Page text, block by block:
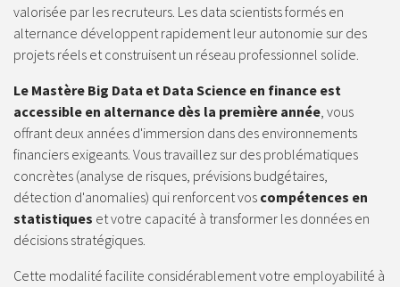
valorisée par les recruteurs. Les data scientists formés en
alternance développent rapidement leur autonomie sur des
projets réels et construisent un réseau professionnel solide.
Le Mastère Big Data et Data Science en finance est
accessible en alternance dès la première année, vous
offrant deux années d'immersion dans des environnements
financiers exigeants. Vous travaillez sur des problématiques
concrètes (analyse de risques, prévisions budgétaires,
détection d'anomalies) qui renforcent vos compétences en
statistiques et votre capacité à transformer les données en
décisions stratégiques.
Cette modalité facilite considérablement votre employabilité à